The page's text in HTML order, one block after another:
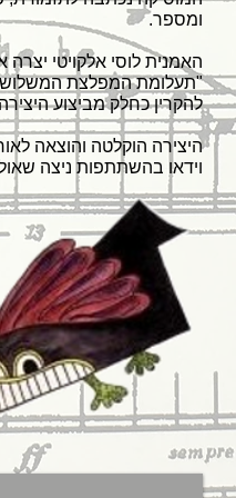
ומספר.
האמנית לוסי אלקויטי יצרה
"תעלומת המפלצת
להקרין כחלק מביצוע
היצירה הוקלטה והוצאה
וידאו בהשתתפות ניצה